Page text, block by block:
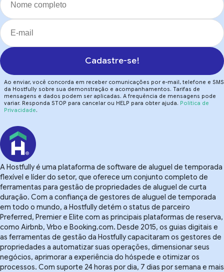
Cadastre-se!
Ao enviar, você concorda em receber comunicações por e-mail, telefone e SMS
da Hostfully sobre sua demonstração e acompanhamentos. Tarifas de
mensagens e dados podem ser aplicadas. A frequência de mensagens pode
variar. Responda STOP para cancelar ou HELP para obter ajuda. Política de
Privacidade.
A Hostfully é uma plataforma de software de aluguel de temporada
flexível e líder do setor, que oferece um conjunto completo de
ferramentas para gestão de propriedades de aluguel de curta
duração. Com a confiança de gestores de aluguel de temporada
em todo o mundo, a Hostfully detém o status de parceiro
Preferred, Premier e Elite com as principais plataformas de reserva,
como Airbnb, Vrbo e Booking.com. Desde 2015, os guias digitais e
as ferramentas de gestão da Hostfully capacitaram os gestores de
propriedades a automatizar suas operações, dimensionar seus
negócios, aprimorar a experiência do hóspede e otimizar os
processos. Com suporte 24 horas por dia, 7 dias por semana e mais